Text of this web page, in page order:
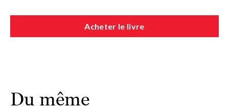
Acheter le livre
Du même